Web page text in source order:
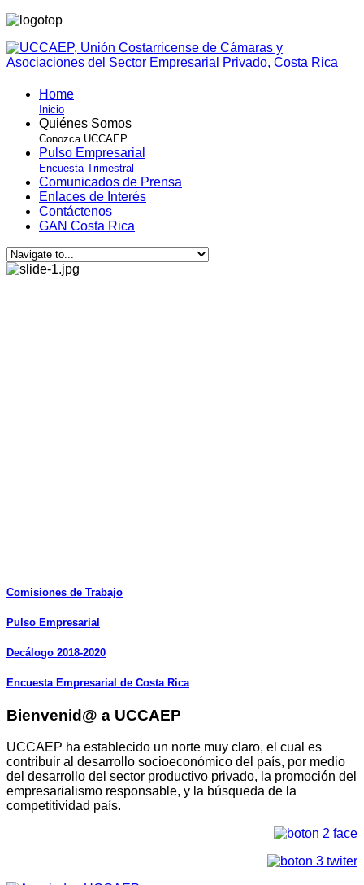
Home
Inicio
Quiénes Somos
Conozca UCCAEP
Pulso Empresarial
Encuesta Trimestral
Comunicados de Prensa
Enlaces de Interés
Contáctenos
GAN Costa Rica
Comisiones de Trabajo
Pulso Empresarial
Decálogo 2018-2020
Encuesta Empresarial de Costa Rica
Bienvenid@ a UCCAEP
UCCAEP ha establecido un norte muy claro, el cual es
contribuir al desarrollo socioeconómico del país, por medio
del desarrollo del sector productivo privado, la promoción del
empresarialismo responsable, y la búsqueda de la
competitividad país.